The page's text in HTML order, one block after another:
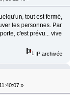
tout est fermé,
les personnes. Par
c'est prévu... vive
IP archivée
»